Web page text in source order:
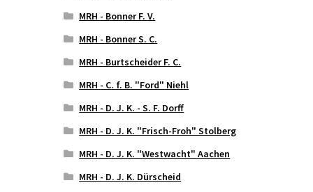
MRH - Bonner F. V.
MRH - Bonner S. C.
MRH - Burtscheider F. C.
MRH - C. f. B. "Ford" Niehl
MRH - D. J. K. - S. F. Dorff
MRH - D. J. K. "Frisch-Froh" Stolberg
MRH - D. J. K. "Westwacht" Aachen
MRH - D. J. K. Dürscheid